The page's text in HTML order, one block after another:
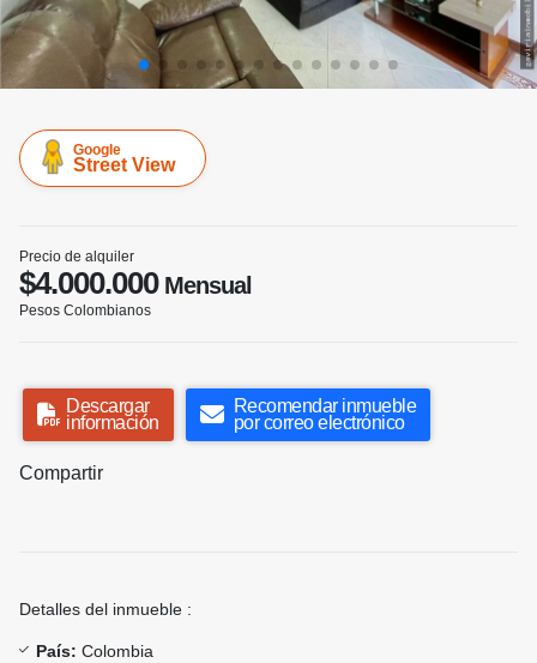
Google
Street View
Precio de alquiler
$4.000.000Mensual
Pesos Colombianos
Descargar
información
Recomendar inmueble
por correo electrónico
Compartir
Detalles del inmueble :
País: Colombia